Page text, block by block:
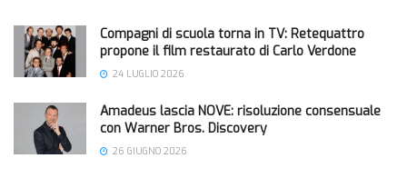
Compagni di scuola torna in TV: Retequattro
propone il film restaurato di Carlo Verdone
24 LUGLIO 2026
Amadeus lascia NOVE: risoluzione consensuale
con Warner Bros. Discovery
26 GIUGNO 2026